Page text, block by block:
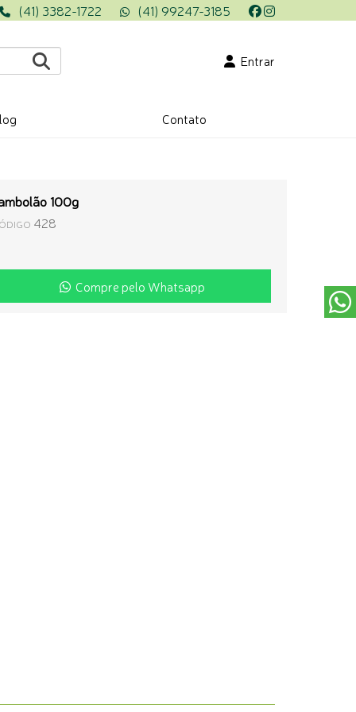
(41) 3382-1722 (41) 99247-3185
Entrar
Contato
100g
428
Compre pelo Whatsapp